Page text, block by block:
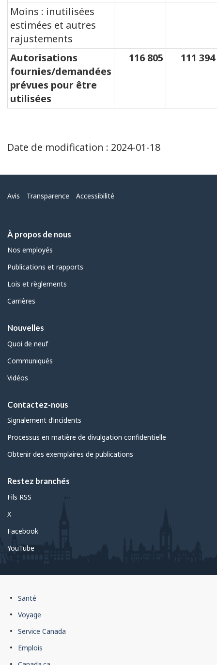
Moins : inutilisées
estimées et autres
rajustements
Autorisations
fournies/demandées
prévues pour être
utilisées
116 805 111 394
Date de modification : 2024-01-18
Menu
Avis Transparence Accessibilité
À propos de nous
Nos employés
Publications et rapports
Lois et règlements
Carrières
Nouvelles
Quoi de neuf
Communiqués
Vidéos
Contactez-nous
Signalement d’incidents
Processus en matière de divulgation confidentielle
Obtenir des exemplaires de publications
Restez branchés
Fils RSS
X
Facebook
YouTube
Pied
de
du
gouvernement
Santé
Voyage
Service Canada
Emplois